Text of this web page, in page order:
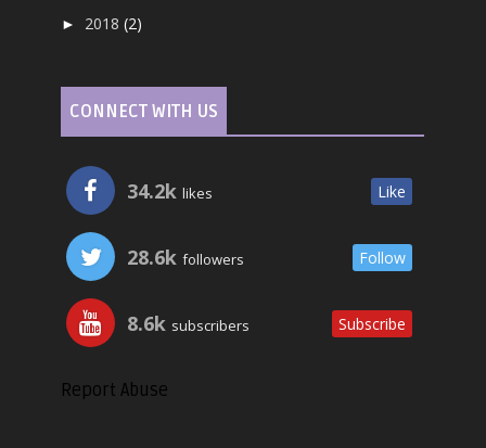
► 2018(2)
CONNECT WITH US
34.2k likes Like
28.6k followers Follow
8.6k subscribers Subscribe
Report Abuse